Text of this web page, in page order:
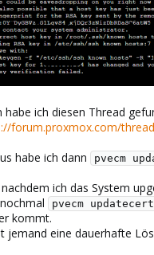
habe ich diesen Thread
forum.proxmox.com/
habe ich dann
pvecm
ich das System
pvecm
kommt.
jemand eine dauerhafte